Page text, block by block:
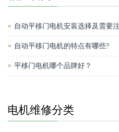
自动平移门电机安装选择及需要
自动平移门电机的特点有哪些?
平移门电机哪个品牌好？
电机维修分类